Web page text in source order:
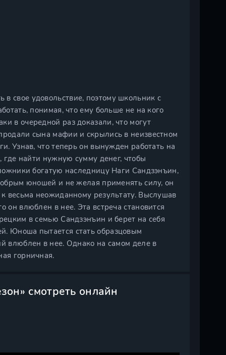
свое удовольствие, поэтому школьник с
понимая, что ему больше не на кого
в очередной раз доказали, что могут
сына мафии и скрылись в неизвестном
Узнав, что теперь он вынужден работать на
где найти нужную сумму денег, чтобы
богатую наследницу Наги Сандзэнъин,
юношей и не желая применять силу, он
весьма неожиданному результату. Выслушав
он влюблен в нее. Эта встреча становится
в семью Сандзэнъин и берет на себя
Юноша пытается стать образцовым
влюблен в нее. Однако на самом деле в
горничная.
смотреть онлайн